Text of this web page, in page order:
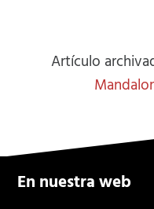
Artículo
En nuestra web